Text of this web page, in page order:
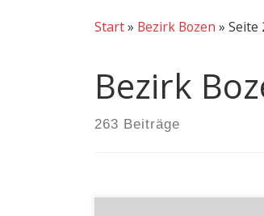
Start» Bezirk Bozen » Seite
Bezirk
263 Beiträge